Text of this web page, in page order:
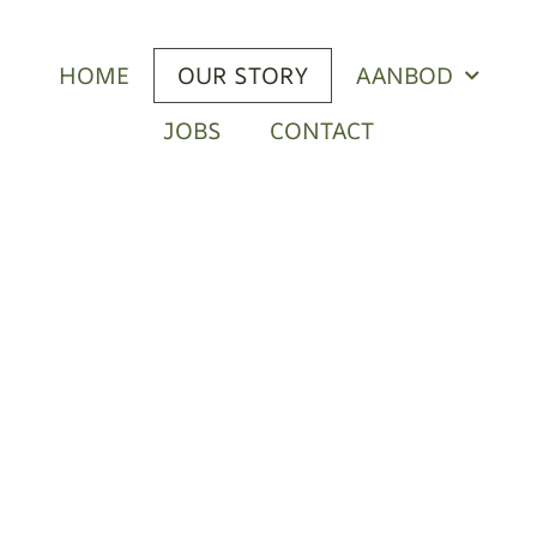
HOME OUR STORY
AANBOD
JOBS
CONTACT